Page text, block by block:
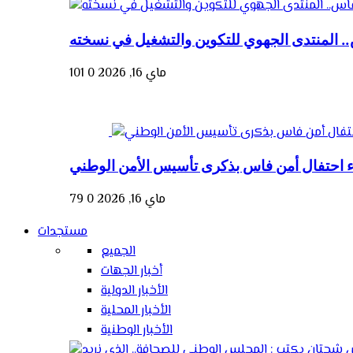
المنتدى الجهوي للتكوين والتشغيل في نسخته
ماي 16, 2026 0
101
احتفال أمن فاس بذكرى تأسيس الأمن الوطني
ماي 16, 2026 0
79
مستجدات
الجميع
أخبار الجهات
الأخبار الدولية
الأخبار المحلية
الأخبار الوطنية